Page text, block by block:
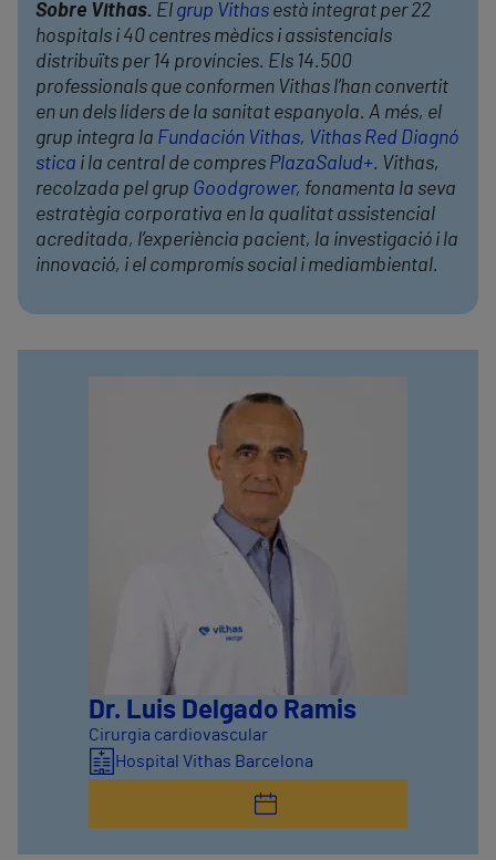
Sobre Vithas. El grup Vithas està integrat per 22
hospitals i 40 centres mèdics i assistencials
distribuïts per 14 províncies. Els 14.500
professionals que conformen Vithas l’han convertit
en un dels líders de la sanitat espanyola. A més, el
grup integra la Fundación Vithas, Vithas Red Diagnó
stica i la central de compres PlazaSalud+. Vithas,
recolzada pel grup Goodgrower, fonamenta la seva
estratègia corporativa en la qualitat assistencial
acreditada, l’experiència pacient, la investigació i la
innovació, i el compromís social i mediambiental.
Dr. Luis Delgado Ramis
Cirurgia cardiovascular
Hospital Vithas Barcelona